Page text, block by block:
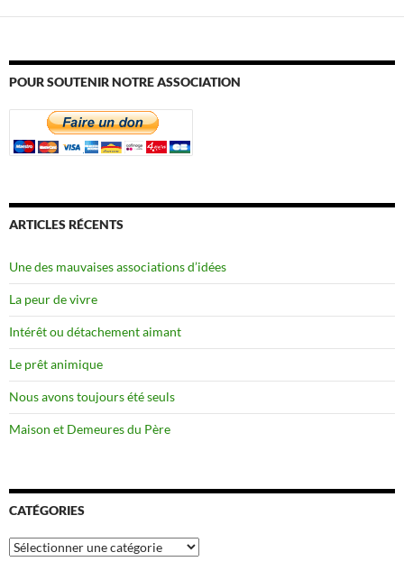
POUR SOUTENIR NOTRE ASSOCIATION
ARTICLES RÉCENTS
Une des mauvaises associations d’idées
La peur de vivre
Intérêt ou détachement aimant
Le prêt animique
Nous avons toujours été seuls
Maison et Demeures du Père
CATÉGORIES
Catégories